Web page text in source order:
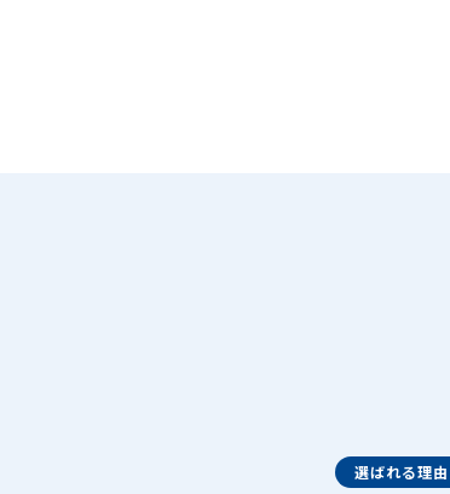
選ばれる理